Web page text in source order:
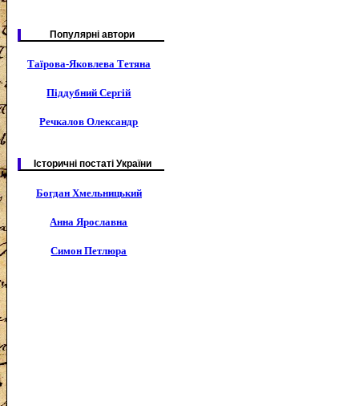
Популярні автори
Таїрова-Яковлева Тетяна
Піддубний Сергій
Речкалов Олександр
Історичні постаті України
Богдан Хмельницький
Анна Ярославна
Симон Петлюра